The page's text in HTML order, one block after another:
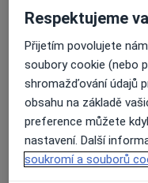
Dostupnost
Na této adrese
Co mám v takové
Způsoby platby
Na teto adrese
Respektujeme
Přijetím povolujete
soubory cookie (nebo
shromažďování údajů
obsahu na základě
preference můžete
nastavení. Další
soukromí a souborů